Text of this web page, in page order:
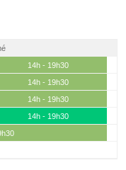
14h - 19h30
14h - 19h30
14h - 19h30
14h - 19h30